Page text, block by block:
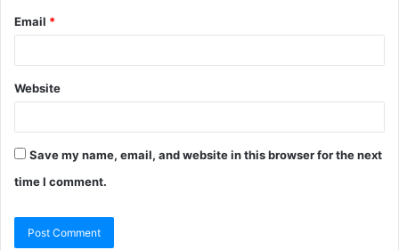
Email *
Website
Save my name, email, and website in this browser for the next
time I comment.